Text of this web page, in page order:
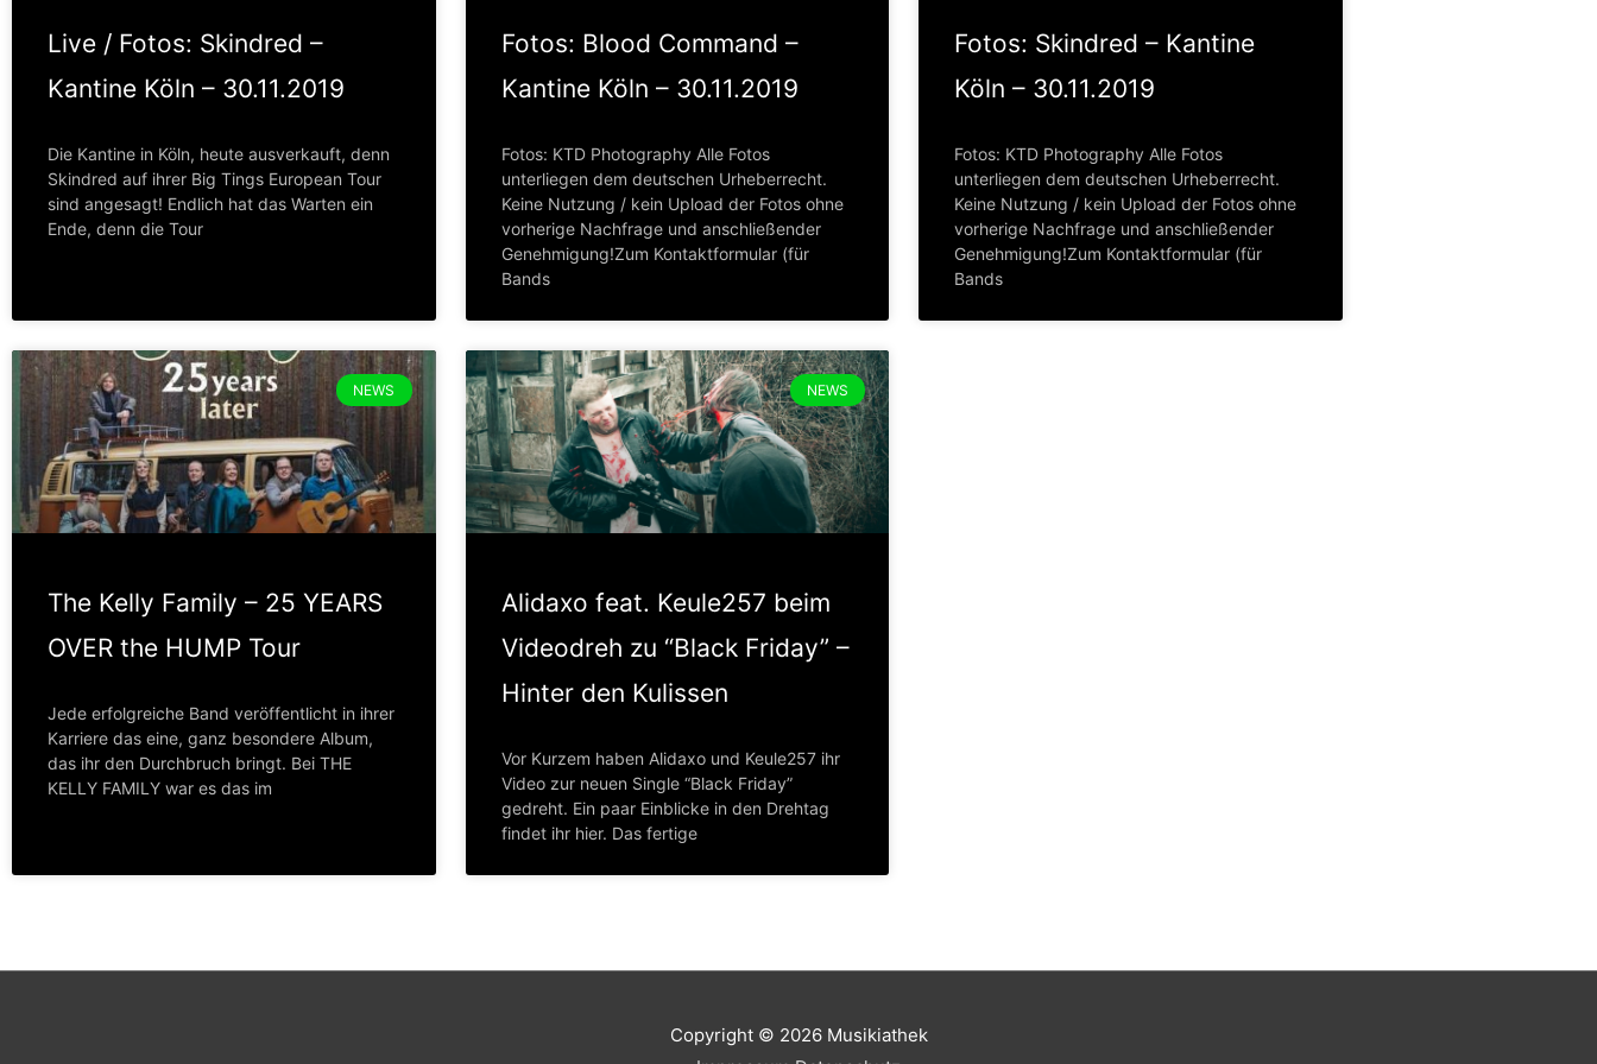
Live / Fotos: Skindred –
Kantine Köln – 30.11.2019
Die Kantine in Köln, heute ausverkauft, denn
Skindred auf ihrer Big Tings European Tour
sind angesagt! Endlich hat das Warten ein
Ende, denn die Tour
Fotos: Blood Command –
Kantine Köln – 30.11.2019
Fotos: KTD Photography Alle Fotos
unterliegen dem deutschen Urheberrecht.
Keine Nutzung / kein Upload der Fotos ohne
vorherige Nachfrage und anschließender
Genehmigung!Zum Kontaktformular (für
Bands
Fotos: Skindred – Kantine
Köln – 30.11.2019
Fotos: KTD Photography Alle Fotos
unterliegen dem deutschen Urheberrecht.
Keine Nutzung / kein Upload der Fotos ohne
vorherige Nachfrage und anschließender
Genehmigung!Zum Kontaktformular (für
Bands
NEWS
The Kelly Family – 25 YEARS
OVER the HUMP Tour
Jede erfolgreiche Band veröffentlicht in ihrer
Karriere das eine, ganz besondere Album,
das ihr den Durchbruch bringt. Bei THE
KELLY FAMILY war es das im
NEWS
Alidaxo feat. Keule257 beim
Videodreh zu “Black Friday” –
Hinter den Kulissen
Vor Kurzem haben Alidaxo und Keule257 ihr
Video zur neuen Single “Black Friday”
gedreht. Ein paar Einblicke in den Drehtag
findet ihr hier. Das fertige
Copyright © 2026 Musikiathek